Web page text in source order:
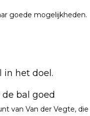
goede mogelijkheden.
in het doel.
bal goed
van Van der Vegte, die